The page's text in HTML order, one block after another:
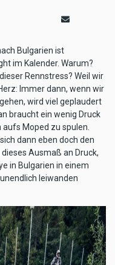
Bulgarien ist
im Kalender. Warum?
Rennstress? Weil wir
Immer dann, wenn wir
wird viel geplaudert
braucht ein wenig Druck
Moped zu spulen.
dann eben doch den
Ausmaß an Druck,
in Bulgarien in einem
leiwanden